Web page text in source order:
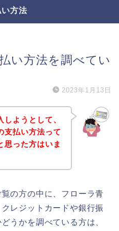
方法
い方法を調べてい
2023年1月13日
ようとして、
支払い方法って
思った方はいま
の方の中に、フローラ青
レジットカードや銀行振
うかを調べている方は、